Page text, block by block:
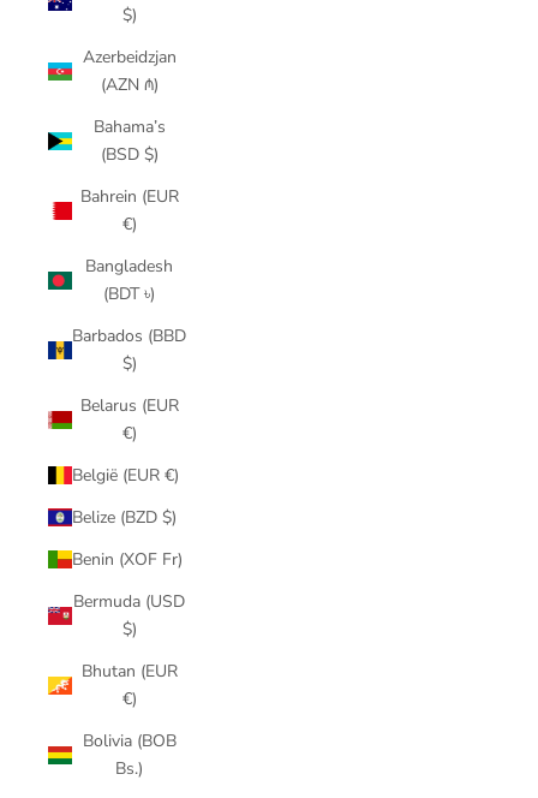
$)
Azerbeidzjan
(AZN ₼)
Bahama’s
(BSD $)
Bahrein (EUR
€)
Bangladesh
(BDT ৳)
Barbados (BBD
$)
Belarus (EUR
€)
België (EUR €)
Belize (BZD $)
Benin (XOF Fr)
Bermuda (USD
$)
Bhutan (EUR
€)
Bolivia (BOB
Bs.)